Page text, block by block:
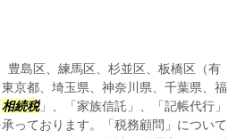
豊島区、練馬区、杉並区、板橋区（有
京都、埼玉県、神奈川県、千葉県、福
相続税」、「家族信託」、「記帳代行」
っております。「税務顧問」について